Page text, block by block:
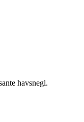
havsnegl.